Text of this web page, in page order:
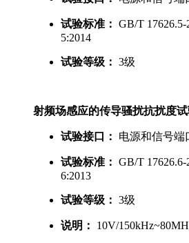
试验标准： GB/T 17626.5-
5:2014
试验等级： 3级
射频场感应的传导骚扰抗扰度
试验接口： 电源和信号端
试验标准： GB/T 17626.6-
6:2013
试验等级： 3级
说明： 10V/